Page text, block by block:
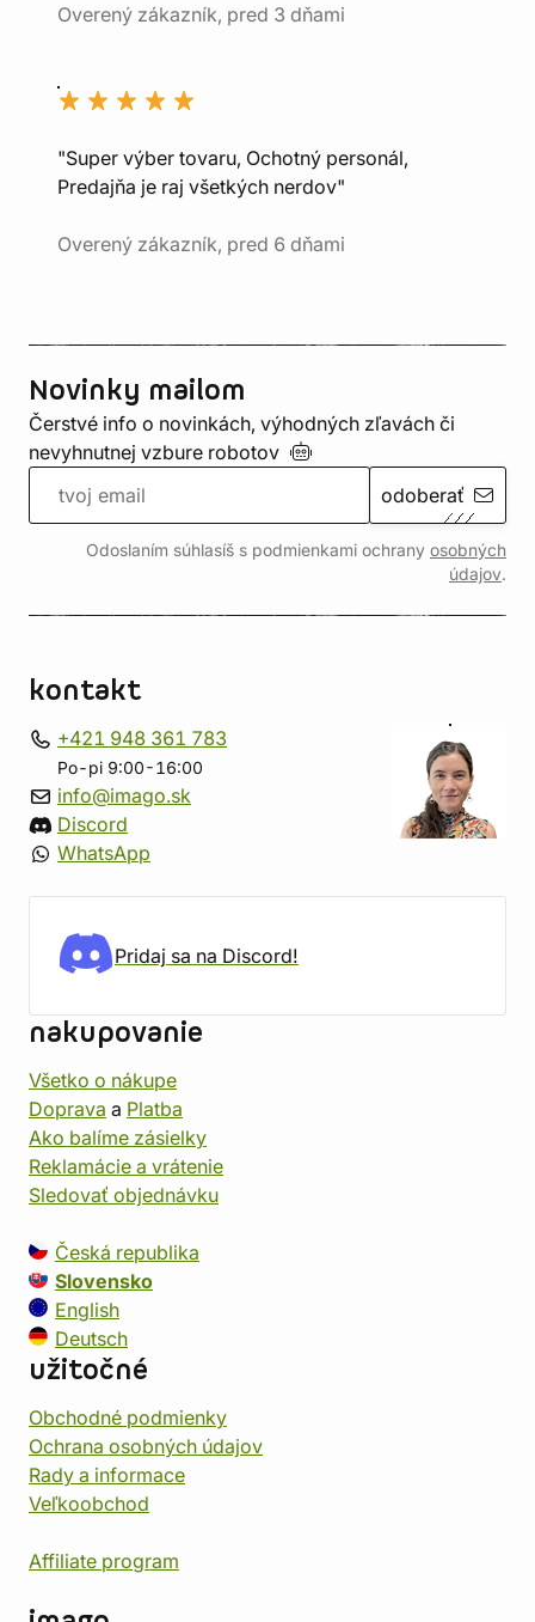
Overený zákazník, pred 3 dňami
"Super výber tovaru, Ochotný personál,
Predajňa je raj všetkých nerdov"
Overený zákazník, pred 6 dňami
Novinky mailom
Čerstvé info o novinkách, výhodných zľavách či
nevyhnutnej vzbure robotov
odoberať
Odoslaním súhlasíš s podmienkami ochrany osobných
údajov.
kontakt
+421 948 361 783
Po-pi 9:00-16:00
info@imago.sk
Discord
WhatsApp
Pridaj sa na Discord!
nakupovanie
Všetko o nákupe
Doprava a Platba
Ako balíme zásielky
Reklamácie a vrátenie
Sledovať objednávku
Česká republika
Slovensko
English
Deutsch
užitočné
Obchodné podmienky
Ochrana osobných údajov
Rady a informace
Veľkoobchod
Affiliate program